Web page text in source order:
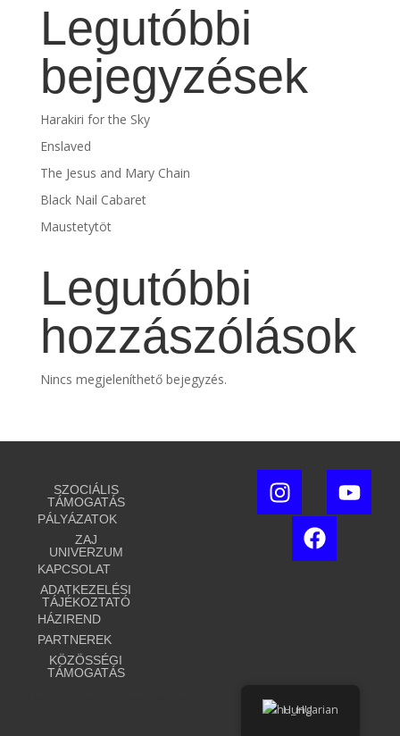
Legutóbbi
bejegyzések
Harakiri for the Sky
Enslaved
The Jesus and Mary Chain
Black Nail Cabaret
Maustetytöt
Legutóbbi
hozzászólások
Nincs megjeleníthető bejegyzés.
SZOCIÁLIS
TÁMOGATÁS
PÁLYÁZATOK
ZAJ
UNIVERZUM
KAPCSOLAT
ADATKEZELÉSI
TÁJÉKOZTATÓ
HÁZIREND
PARTNEREK
KÖZÖSSÉGI
TÁMOGATÁS
Hungarian